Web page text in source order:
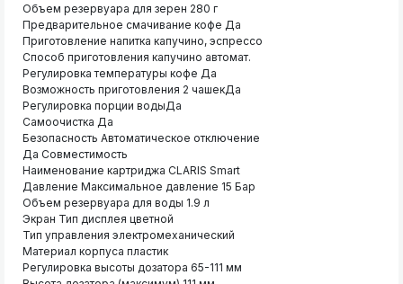
Объем резервуара для зерен 280 г
Предварительное смачивание кофе Да
Приготовление напитка капучино, эспрессо
Способ приготовления капучино автомат.
Регулировка температуры кофе Да
Возможность приготовления 2 чашекДа
Регулировка порции водыДа
Самоочистка Да
Безопасность Автоматическое отключение
Да Совместимость
Наименование картриджа CLARIS Smart
Давление Максимальное давление 15 Бар
Объем резервуара для воды 1.9 л
Экран Тип дисплея цветной
Тип управления электромеханический
Материал корпуса пластик
Регулировка высоты дозатора 65-111 мм